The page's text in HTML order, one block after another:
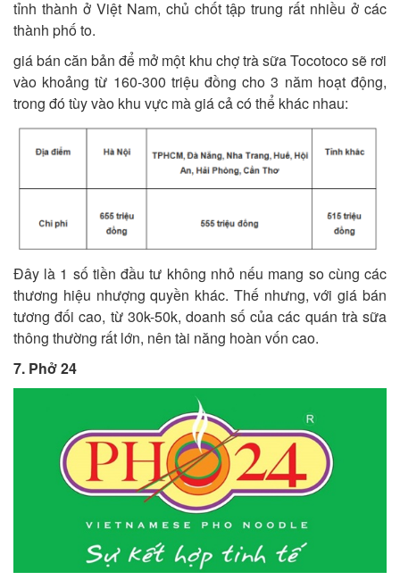
tỉnh thành ở Việt Nam, chủ chốt tập trung rất nhiều ở các
thành phố to.
giá bán căn bản để mở một khu chợ trà sữa Tocotoco sẽ rơi
vào khoảng từ 160-300 triệu đồng cho 3 năm hoạt động,
trong đó tùy vào khu vực mà giá cả có thể khác nhau:
Đây là 1 số tiền đầu tư không nhỏ nếu mang so cùng các
thương hiệu nhượng quyền khác. Thế nhưng, với giá bán
tương đối cao, từ 30k-50k, doanh số của các quán trà sữa
thông thường rất lớn, nên tài năng hoàn vốn cao.
7. Phở 24